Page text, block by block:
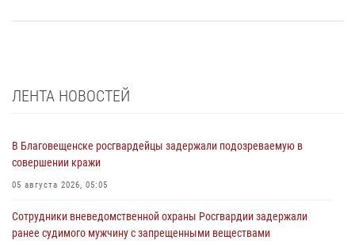
ЛЕНТА НОВОСТЕЙ
В Благовещенске росгвардейцы задержали подозреваемую в
совершении кражи
05 августа 2026, 05:05
Сотрудники вневедомственной охраны Росгвардии задержали
ранее судимого мужчину с запрещенными веществами